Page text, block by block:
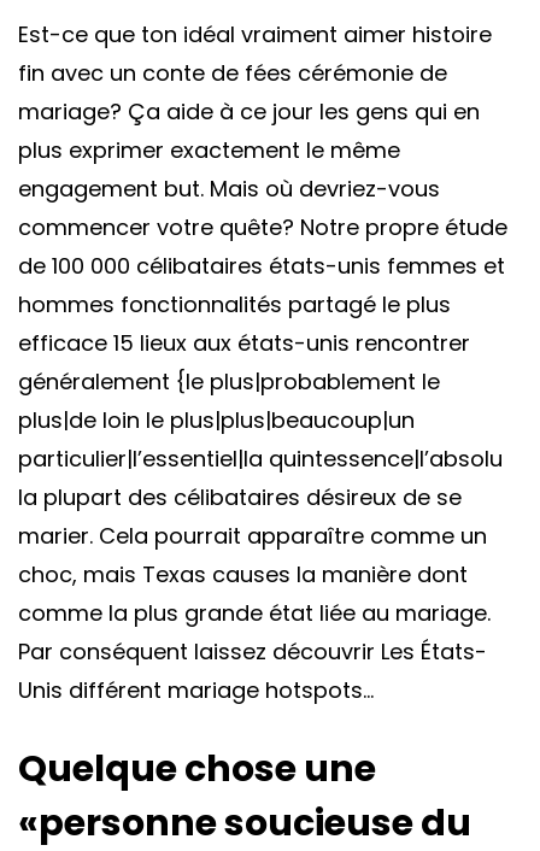
Est-ce que ton idéal vraiment aimer histoire
fin avec un conte de fées cérémonie de
mariage? Ça aide à ce jour les gens qui en
plus exprimer exactement le même
engagement but. Mais où devriez-vous
commencer votre quête? Notre propre étude
de 100 000 célibataires états-unis femmes et
hommes fonctionnalités partagé le plus
efficace 15 lieux aux états-unis rencontrer
généralement {le plus|probablement le
plus|de loin le plus|plus|beaucoup|un
particulier|l’essentiel|la quintessence|l’absolu
la plupart des célibataires désireux de se
marier. Cela pourrait apparaître comme un
choc, mais Texas causes la manière dont
comme la plus grande état liée au mariage.
Par conséquent laissez découvrir Les États-
Unis différent mariage hotspots…
Quelque chose une
«personne soucieuse du